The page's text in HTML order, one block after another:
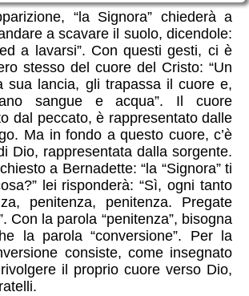
“la Signora” chiederà a
a scavare il suolo, dicendole:
a lavarsi”. Con questi gesti, ci è
stesso del cuore del Cristo: “Un
sua lancia, gli trapassa il cuore e,
sangue e acqua”. Il cuore
dal peccato, è rappresentato dalle
Ma in fondo a questo cuore, c’è
Dio, rappresentata dalla sorgente.
a Bernadette: “la “Signora” ti
lei risponderà: “Sì, ogni tanto
penitenza, penitenza. Pregate
Con la parola “penitenza”, bisogna
la parola “conversione”. Per la
consiste, come insegnato
il proprio cuore verso Dio,